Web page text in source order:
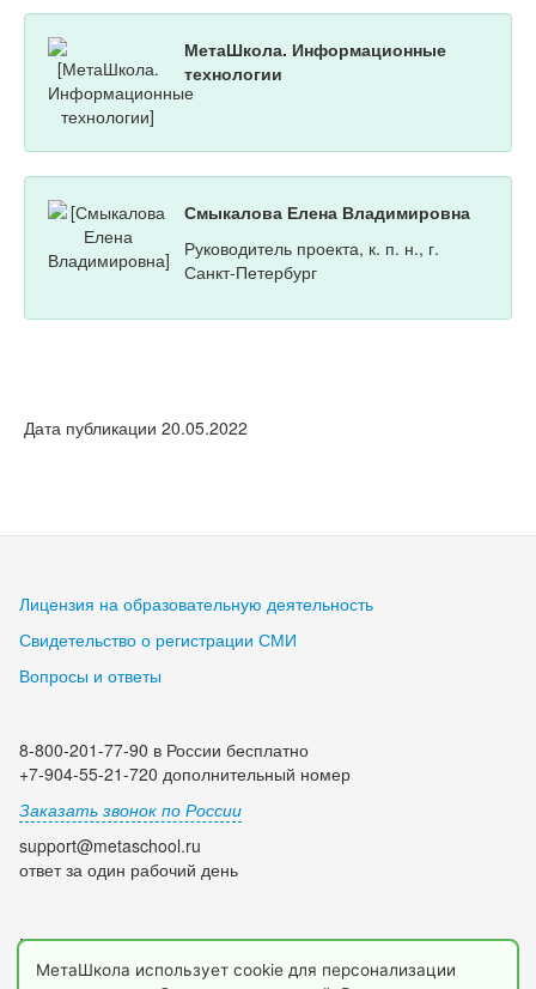
МетаШкола. Информационные
технологии
Смыкалова Елена Владимировна
Руководитель проекта, к. п. н., г.
Санкт-Петербург
Дата публикации 20.05.2022
Лицензия на образовательную деятельность
Свидетельство о регистрации СМИ
Вопросы и ответы
8-800-201-77-90 в России бесплатно
+7-904-55-21-720 дополнительный номер
Заказать звонок по России
support@metaschool.ru
ответ за один рабочий день
Мы в социальных сетях:
МетаШкола использует cookie для персонализации